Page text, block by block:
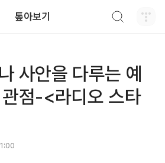
톺아보기
사안을 다루는 예
점-<라디오 스타